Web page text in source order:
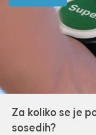
Za koliko se je
sosedih?